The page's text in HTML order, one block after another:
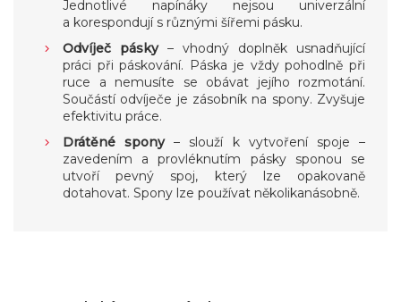
Jednotlivé napínáky nejsou univerzální
a korespondují s různými šířemi pásku.
Odvíječ pásky– vhodný doplněk usnadňující
práci při páskování. Páska je vždy pohodlně při
ruce a nemusíte se obávat jejího rozmotání.
Součástí odvíječe je zásobník na spony. Zvyšuje
efektivitu práce.
Drátěné spony– slouží k vytvoření spoje –
zavedením a provléknutím pásky sponou se
utvoří pevný spoj, který lze opakovaně
dotahovat. Spony lze používat několikanásobně.